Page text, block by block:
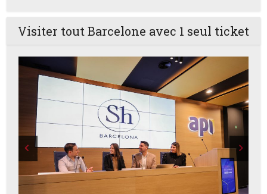
Visiter tout Barcelone avec 1 seul ticket